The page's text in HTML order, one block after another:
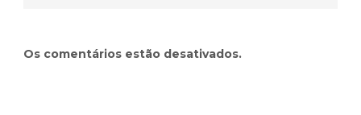
Os comentários estão desativados.